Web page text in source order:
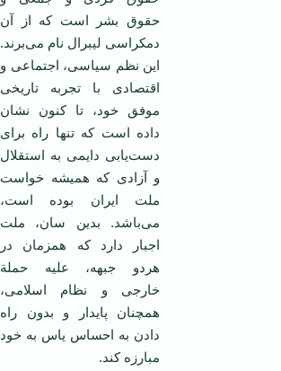
حقوق بشر است که از آن
دمکراسی لیبرال نام می‌برند.
این نظم سیاسی، اجتماعی و
اقتصادی با تجربه تاریخی
موفق خود، تا کنون نشان
داده است که تنها راه برای
دست‌یابی دایمی به استقلال
و آزادی که همیشه خواست
ملت ایران بوده است،
می‌باشد. بدین سان، ملت
اجبار دارد که همزمان در
هردو جبهه، علیه حملة
خارجی و نظام اسلامی،
همچنان پایدار و بدون راه
دادن به احساس یاس به خود
مبارزه کند.